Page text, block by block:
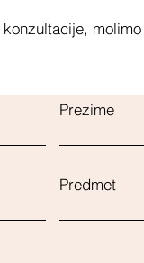
Prezime
Predmet